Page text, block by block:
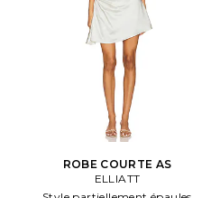
ROBE COURTE AS
ELLIATT